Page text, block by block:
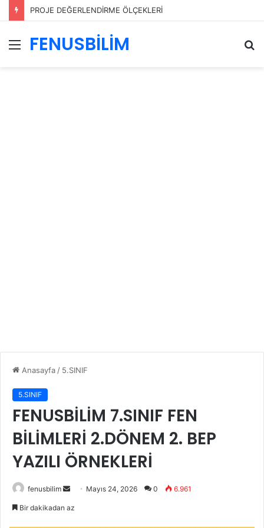
PROJE DEĞERLENDİRME ÖLÇEKLERİ
Menü
FENUSBİLİM
Anasayfa / 5.SINIF
5.SINIF
FENUSBİLİM 7.SINIF FEN
BİLİMLERİ 2.DÖNEM 2. BEP
YAZILI ÖRNEKLERİ
fenusbilim
Bir
Mayıs 24, 2026 0 6.961
Bir dakikadan az